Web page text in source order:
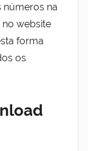
números na
no website
forma
os